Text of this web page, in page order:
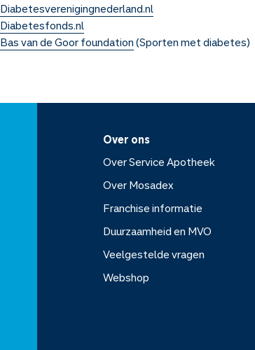
Diabetesverenigingnederland.nl
Diabetesfonds.nl
Bas van de Goor foundation(Sporten met diabetes)
Over ons
Over Service Apotheek
Over Mosadex
Franchise informatie
Duurzaamheid en MVO
Veelgestelde vragen
Webshop